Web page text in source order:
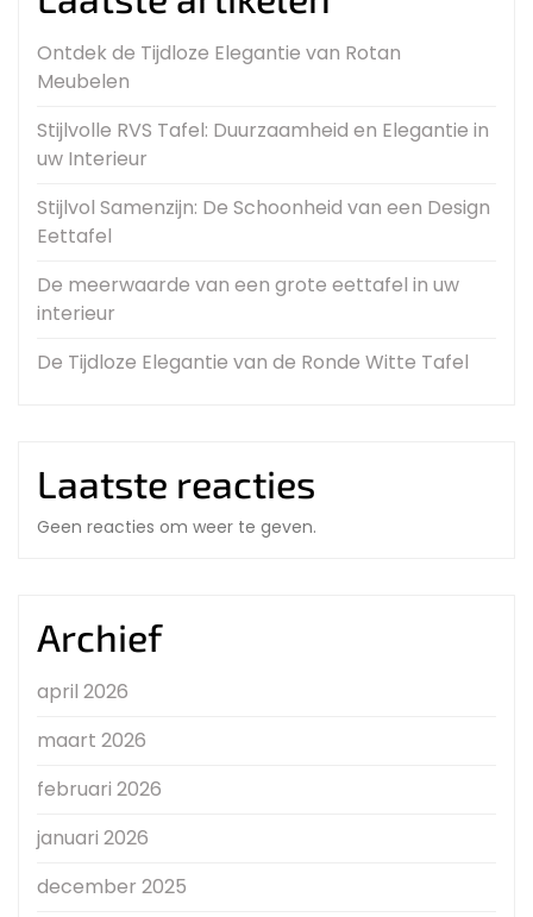
Ontdek de Tijdloze Elegantie van Rotan
Meubelen
Stijlvolle RVS Tafel: Duurzaamheid en Elegantie in
uw Interieur
Stijlvol Samenzijn: De Schoonheid van een Design
Eettafel
De meerwaarde van een grote eettafel in uw
interieur
De Tijdloze Elegantie van de Ronde Witte Tafel
Laatste reacties
Geen reacties om weer te geven.
Archief
april 2026
maart 2026
februari 2026
januari 2026
december 2025